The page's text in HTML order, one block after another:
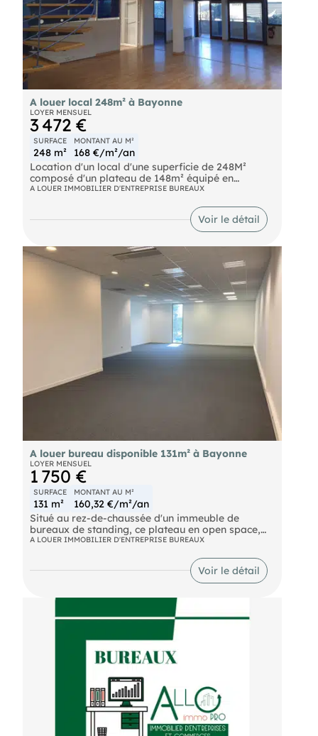
A louer local 248m² à Bayonne
LOYER MENSUEL
3 472 €
SURFACE
248 m²
MONTANT AU M²
168 €/m²/an
Location d'un local d'une superficie de 248M²
composé d'un plateau de 148m² équipé en
plusieurs bureaux très lumineux, wc, réserves. A
plusieurs bureaux, coin repas, wc, le tout climatisé.
A LOUER IMMOBILIER D'ENTREPRISE BUREAUX
Voir le détail
A louer bureau disponible 131m² à Bayonne
LOYER MENSUEL
1 750 €
SURFACE
131 m²
MONTANT AU M²
160,32 €/m²/an
Situé au rez-de-chaussée d'un immeuble de
bureaux de standing, ce plateau en open space,
non cloisonné développe une superficie utile de
Prestations de qualité comprenant un système de
refroidissement d'air performant associé à une
Centrale de Traitement d'Air (CTA), faux plafond,
un revêtement de sol en moquette ainsi que des
châssis en aluminium équipés de double vitrage
isolant. L'immeuble dispose d'un dispositif de
contrôle d'accès au bâtiment et d'une alarme
incendie de type 4. Charges mensuelles : 462,5 €
HT Honoraires Preneur : 3150 € HT
A LOUER IMMOBILIER D'ENTREPRISE BUREAUX
Voir le détail